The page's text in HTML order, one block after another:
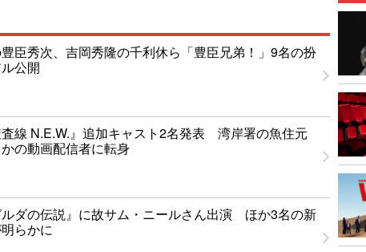
臣秀次、吉岡秀隆の千利休ら「豊臣兄弟！」9名の扮
公開
査線 N.E.W.』追加キャスト2名発表 湾岸署の魚住元
の動画配信者に転身
ダの伝説』に故サム・ニールさん出演 ほか3名の新
らかに